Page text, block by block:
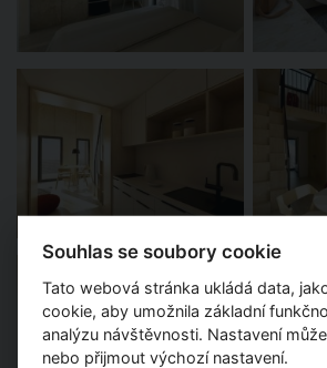
Souhlas se soubory cookie
Tato webová stránka ukládá data,
cookie, aby umožnila základní
analýzu návštěvnosti. Nastavení
nebo přijmout výchozí nastavení.